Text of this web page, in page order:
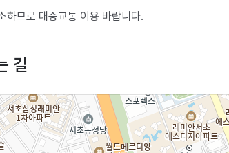
하므로 대중교통 이용 바랍니다.
길